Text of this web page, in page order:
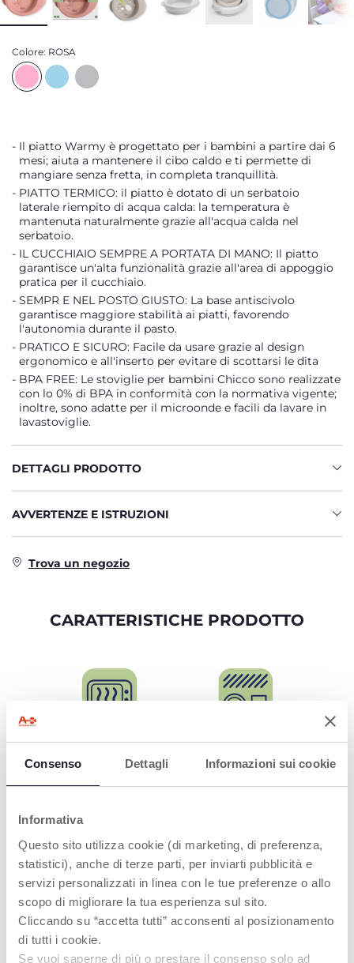
Consenso Dettagli Informazioni sui cookie
Informativa
Questo sito utilizza cookie (di marketing, di preferenza,
statistici), anche di terze parti, per inviarti pubblicità e
servizi personalizzati in linea con le tue preferenze o allo
scopo di migliorare la tua esperienza sul sito.
Cliccando su “accetta tutti” acconsenti al posizionamento
di tutti i cookie.
Se vuoi saperne di più o prestare il consenso solo ad
Colore: ROSA
Il piatto Warmy è progettato per i bambini a partire dai 6
mesi; aiuta a mantenere il cibo caldo e ti permette di
mangiare senza fretta, in completa tranquillità.
PIATTO TERMICO: il piatto è dotato di un serbatoio
laterale riempito di acqua calda: la temperatura è
mantenuta naturalmente grazie all'acqua calda nel
serbatoio.
IL CUCCHIAIO SEMPRE A PORTATA DI MANO: Il piatto
garantisce un'alta funzionalità grazie all'area di appoggio
pratica per il cucchiaio.
SEMPR E NEL POSTO GIUSTO: La base antiscivolo
garantisce maggiore stabilità ai piatti, favorendo
l'autonomia durante il pasto.
PRATICO E SICURO: Facile da usare grazie al design
ergonomico e all'inserto per evitare di scottarsi le dita
BPA FREE: Le stoviglie per bambini Chicco sono realizzate
con lo 0% di BPA in conformità con la normativa vigente;
inoltre, sono adatte per il microonde e facili da lavare in
lavastoviglie.
DETTAGLI PRODOTTO
AVVERTENZE E ISTRUZIONI
Trova un negozio
CARATTERISTICHE PRODOTTO
MICROONDE
LAVASTOVIGLIE
PRODOTTI CHE POTREBBERO
INTERESSARTI